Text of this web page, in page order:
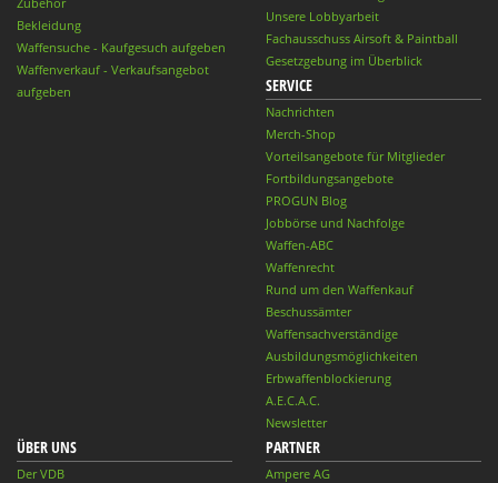
Bekleidung
Waffensuche - Kaufgesuch aufgeben
Waffenverkauf - Verkaufsangebot
aufgeben
Unsere Lobbyarbeit
Fachausschuss Airsoft & Paintball
Gesetzgebung im Überblick
SERVICE
Nachrichten
Merch-Shop
Vorteilsangebote für Mitglieder
Fortbildungsangebote
PROGUN Blog
Jobbörse und Nachfolge
Waffen-ABC
Waffenrecht
Rund um den Waffenkauf
Beschussämter
Waffensachverständige
Ausbildungsmöglichkeiten
Erbwaffenblockierung
A.E.C.A.C.
Newsletter
ÜBER UNS
Der VDB
PARTNER
Ampere AG